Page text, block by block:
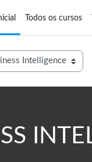
Todos os cursos